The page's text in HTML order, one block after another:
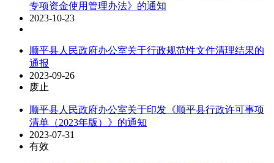
专项资金使用管理办法》的通知
2023-10-23
顺平县人民政府办公室关于行政规范性文件清理结果的
通报
2023-09-26
废止
顺平县人民政府办公室关于印发《顺平县行政许可事项
清单（2023年版）》的通知
2023-07-31
有效